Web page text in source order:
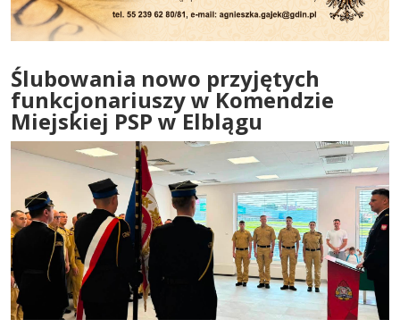
Ślubowania nowo przyjętych
funkcjonariuszy w Komendzie
Miejskiej PSP w Elblągu